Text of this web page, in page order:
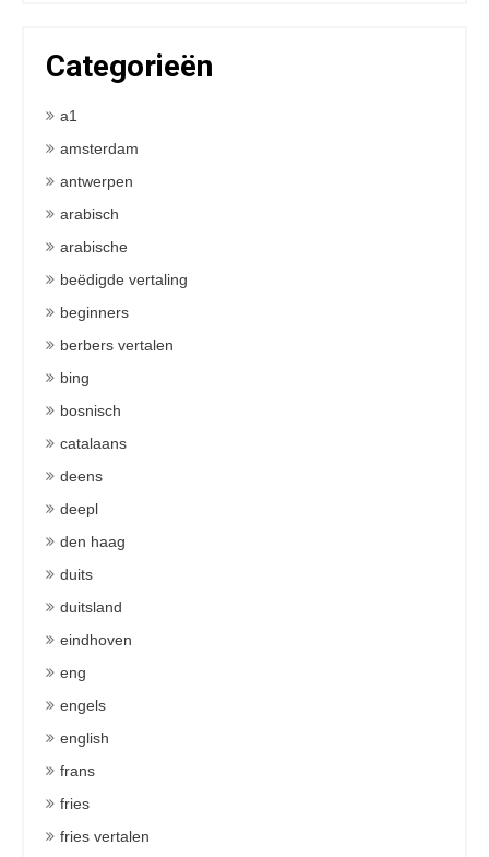
Categorieën
a1
amsterdam
antwerpen
arabisch
arabische
beëdigde vertaling
beginners
berbers vertalen
bing
bosnisch
catalaans
deens
deepl
den haag
duits
duitsland
eindhoven
eng
engels
english
frans
fries
fries vertalen